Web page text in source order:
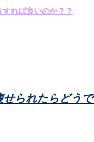
すれば良いのか？？
せられたらどう